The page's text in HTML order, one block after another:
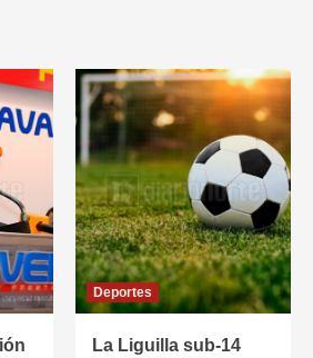
Deportes
La Liguilla sub-14